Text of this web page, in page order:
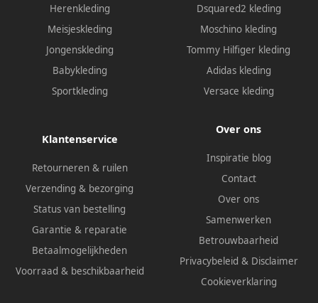
Herenkleding
Meisjeskleding
Jongenskleding
Babykleding
Sportkleding
Dsquared2 kleding
Moschino kleding
Tommy Hilfiger kleding
Adidas kleding
Versace kleding
Klantenservice
Retourneren & ruilen
Verzending & bezorging
Status van bestelling
Garantie & reparatie
Betaalmogelijkheden
Voorraad & beschikbaarheid
Over ons
Inspiratie blog
Contact
Over ons
Samenwerken
Betrouwbaarheid
Privacybeleid & Disclaimer
Cookieverklaring